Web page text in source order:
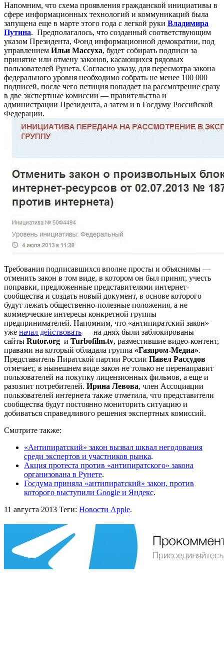
Напомним, что схема проявления гражданской инициативы в
сфере информационных технологий и коммуникаций была
запущена еще в марте этого года с легкой руки Владимира
Путина. Предполагалось, что созданный соответствующим
указом Президента, Фонд информационной демократии, под
управлением Ильи Массуха, будет собирать подписи за
принятие или отмену законов, касающихся рядовых
пользователей Рунета. Согласно указу, для пересмотра закона
федерального уровня необходимо собрать не менее 100 000
подписей, после чего петиция попадает на рассмотрение сразу
в две экспертные комиссии — правительства и
администрации Президента, а затем и в Госдуму Российской
Федерации.
Требования подписавшихся вполне просты и объяснимы —
отменить закон в том виде, в котором он был принят, учесть
поправки, предложенные представителями интернет-
сообщества и создать новый документ, в основе которого
будут лежать общественно-полезные положения, а не
коммерческие интересы конкретной группы
предпринимателей. Напомним, что «антипиратский закон»
уже начал действовать — на днях были заблокированы
сайты Rutor.org и Turbofilm.tv, разместившие видео-контент,
правами на который обладала группа «Газпром-Медиа».
Представитель Пиратской партии России Павел Рассудов
отмечает, в нынешнем виде закон не только не перенаправит
пользователей на покупку лицензионных фильмов, а еще и
разозлит потребителей. Ирина Левова, член Ассоциации
пользователей интернета также отметила, что представители
сообщества будут постоянно мониторить ситуацию и
добиваться справедливого решения экспертных комиссий.
Смотрите также:
«Антипиратский» закон вызвал шквал негодования
среди экспертов и участников рынка.
Акция протеста против «антипиратского» закона
организована в Рунете.
Госдума приняла «антипиратский» закон, против
которого выступили Google и Яндекс.
11 августа 2013 Теги: Новости Apple.